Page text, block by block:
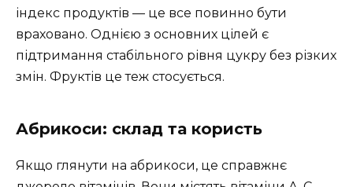
індекс продуктів — це все повинно бути
враховано. Однією з основних цілей є
підтримання стабільного рівня цукру без різких
змін. Фруктів це теж стосується.
Абрикоси: склад та користь
Якщо глянути на абрикоси, це справжнє